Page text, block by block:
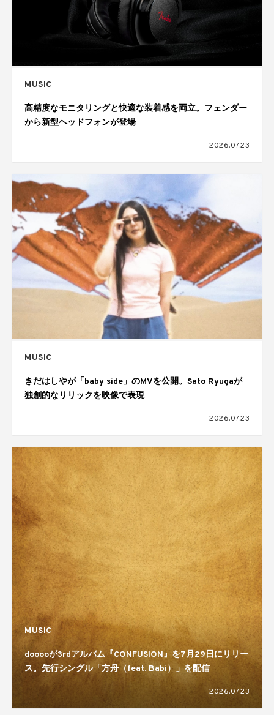
MUSIC
高精度なモニタリングと快適な装着感を両立。フェンダー
から新型ヘッドフォンが登場
2026.07.23
MUSIC
きだはしやが「baby side」のMVを公開。Sato Ryugaが
独創的なリリックを映像で表現
2026.07.23
MUSIC
dooooが3rdアルバム『CONFUSION』を7月29日にリリー
ス。先行シングル「方舟（feat. Babi）」を配信
2026.07.23